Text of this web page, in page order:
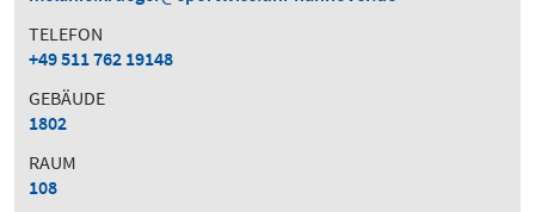
TELEFON
+49 511 762 19148
GEBÄUDE
1802
RAUM
108